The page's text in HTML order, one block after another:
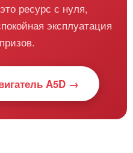
ресурс с нуля,
эксплуатация
A5D →